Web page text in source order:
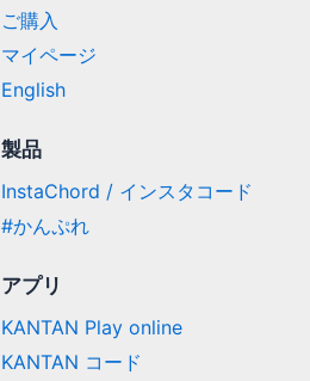
ご購入
マイページ
English
製品
InstaChord / インスタコード
#かんぷれ
アプリ
KANTAN Play online
KANTAN コード